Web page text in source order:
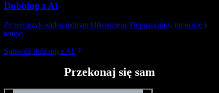
Dubbing z AI
Zmień język wideo jednym kliknięciem. Dopasuj głos, intonację i
tempo.
Sprawdź dubbing z AI
Przekonaj się sam